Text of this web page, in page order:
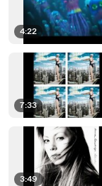
4:22
7:33
3:49